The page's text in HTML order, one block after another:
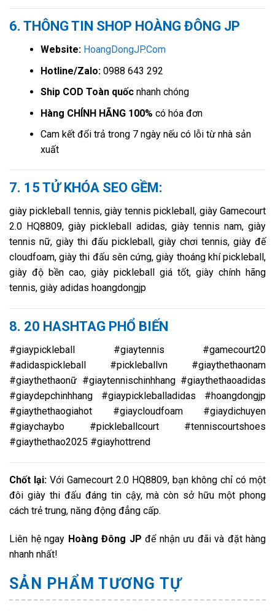
6. THÔNG TIN SHOP HOÀNG ĐÔNG JP
Website: HoangDongJP.Com
Hotline/Zalo:0988 643 292
Ship COD Toàn quốcnhanh chóng
Hàng CHÍNH HÃNG 100% có hóa đơn
Cam kết đổi trả trong 7 ngày nếu có lỗi từ nhà sản
xuất
7. 15 TỬ KHÓA SEO GỀM:
giày pickleball tennis, giày tennis pickleball, giày Gamecourt
2.0 HQ8809, giày pickleball adidas, giày tennis nam, giày
tennis nữ, giày thi đấu pickleball, giày chơi tennis, giày đế
cloudfoam, giày thi đấu sên cứng, giày thoáng khí pickleball,
giày độ bền cao, giày pickleball giá tốt, giày chính hãng
tennis, giày adidas hoangdongjp
8. 20 HASHTAG PHỔ BIẾN
#giaypickleball #giaytennis #gamecourt20
#adidaspickleball #pickleballvn #giaythethaonam
#giaythethaonữ #giaytennischinhhang #giaythethaoadidas
#giaydepchinhhang #giaypickleballadidas #hoangdongjp
#giaythethaogiahot #giaycloudfoam #giaydichuyen
#giaychaybo #pickleballcourt #tenniscourtshoes
#giaythethao2025 #giayhottrend
Chốt lại: Với Gamecourt 2.0 HQ8809, bạn không chỉ có một
đôi giày thi đấu đáng tin cậy, mà còn sở hữu một phong
cách trẻ trung, năng động đẳng cấp.
Liên hệ ngay Hoàng Đông JP để nhận ưu đãi và đặt hàng
nhanh nhất!
SẢN PHẨM TƯƠNG TỰ